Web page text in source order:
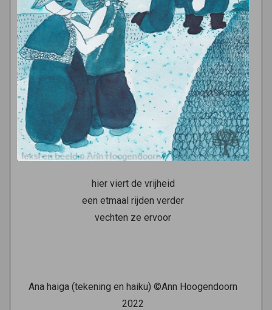
hier viert de vrijheid
een etmaal rijden verder
vechten ze ervoor
Ana haiga (tekening en haiku) ©Ann Hoogendoorn
2022